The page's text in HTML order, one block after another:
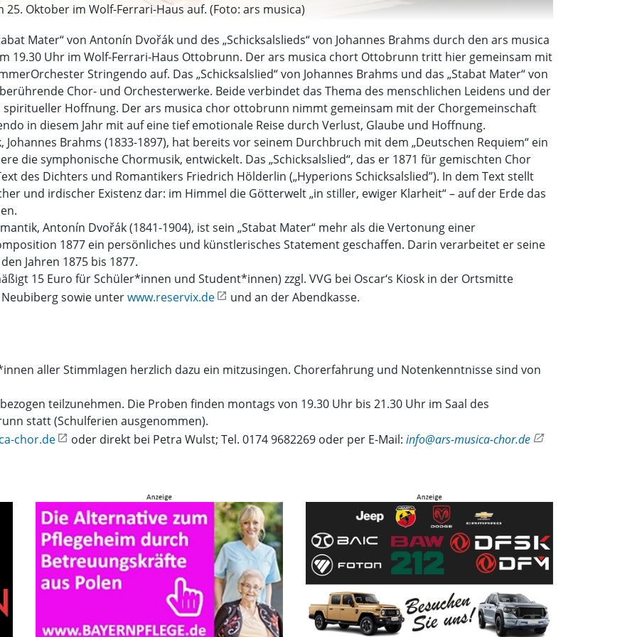
Oktober im Wolf-Ferrari-Haus auf. (Foto: ars musica)
Mater“ von Antonín Dvořák und des „Schicksalslieds“ von Johannes Brahms durch den ars musica
19.30 Uhr im Wolf-Ferrari-Haus Ottobrunn. Der ars musica chort Ottobrunn tritt hier gemeinsam mit
Stringendo auf. Das „Schicksalslied“ von Johannes Brahms und das „Stabat Mater“ von
Chor- und Orchesterwerke. Beide verbindet das Thema des menschlichen Leidens und der
spiritueller Hoffnung. Der ars musica chor ottobrunn nimmt gemeinsam mit der Chorgemeinschaft
in diesem Jahr mit auf eine tief emotionale Reise durch Verlust, Glaube und Hoffnung.
Brahms (1833-1897), hat bereits vor seinem Durchbruch mit dem „Deutschen Requiem“ ein
die symphonische Chormusik, entwickelt. Das „Schicksalslied“, das er 1871 für gemischten Chor
des Dichters und Romantikers Friedrich Hölderlin („Hyperions Schicksalslied”). In dem Text stellt
und irdischer Existenz dar: im Himmel die Götterwelt „in stiller, ewiger Klarheit“ – auf der Erde das
Antonín Dvořák (1841-1904), ist sein „Stabat Mater“ mehr als die Vertonung einer
1877 ein persönliches und künstlerisches Statement geschaffen. Darin verarbeitet er seine
Jahren 1875 bis 1877.
15 Euro für Schüler*innen und Student*innen) zzgl. VVG bei Oscar‘s Kiosk in der Ortsmitte
sowie unterwww.reservix.de und an der Abendkasse.
aller Stimmlagen herzlich dazu ein mitzusingen. Chorerfahrung und Notenkenntnisse sind von
teilzunehmen. Die Proben finden montags von 19.30 Uhr bis 21.30 Uhr im Saal des
statt (Schulferien ausgenommen).
chor.de
oder direkt bei Petra Wulst; Tel. 0174 9682269 oder per E-Mail: info@ars-musica-chor.de